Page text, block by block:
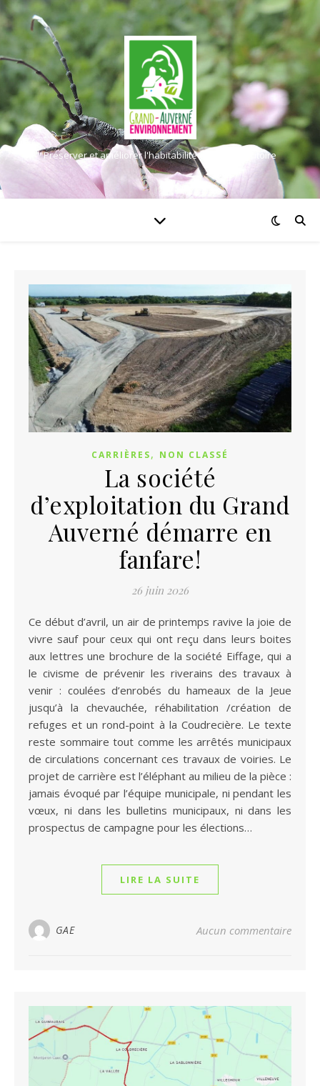
Préserver et améliorer l'habitabilité de notre territoire
CARRIÈRES, NON CLASSÉ
La société
d’exploitation du Grand
Auverné démarre en
fanfare!
26 juin 2026
Ce début d’avril, un air de printemps ravive la joie de
vivre sauf pour ceux qui ont reçu dans leurs boites
aux lettres une brochure de la société Eiffage, qui a
le civisme de prévenir les riverains des travaux à
venir : coulées d’enrobés du hameaux de la Jeue
jusqu’à la chevauchée, réhabilitation /création de
refuges et un rond-point à la Coudrecière. Le texte
reste sommaire tout comme les arrêtés municipaux
de circulations concernant ces travaux de voiries. Le
projet de carrière est l’éléphant au milieu de la pièce :
jamais évoqué par l’équipe municipale, ni pendant les
vœux, ni dans les bulletins municipaux, ni dans les
prospectus de campagne pour les élections…
LIRE LA SUITE
GAE Aucun commentaire